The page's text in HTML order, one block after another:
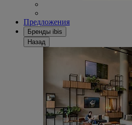
Предложения
Бренды ibis
Назад